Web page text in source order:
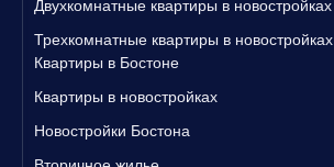
Двухкомнатные квартиры в новостройках
Трехкомнатные квартиры в новостройках
Квартиры в Бостоне
Квартиры в новостройках
Новостройки Бостона